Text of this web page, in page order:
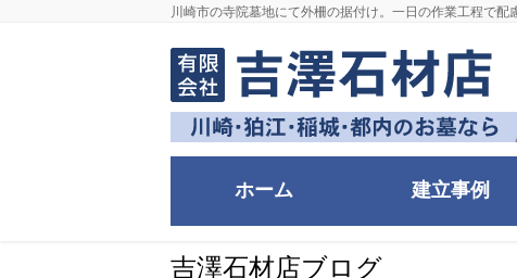
川崎市の寺院墓地にて外柵の据付け。一日の作業工程で配
ホーム 建立事例
吉澤石材店ブログ